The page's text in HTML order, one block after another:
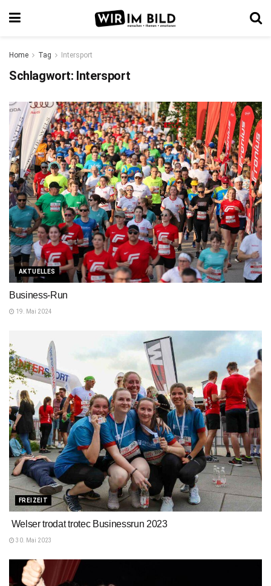
Home Tag Intersport
Schlagwort: Intersport
AKTUELLES
Business-Run
19. Mai 2024
FREIZEIT
Welser trodat trotec Businessrun 2023
30. Mai 2023